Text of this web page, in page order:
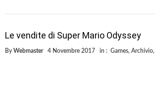
Le vendite di Super Mario Odyssey
By Webmaster 4 Novembre 2017 in : Games, Archivio,